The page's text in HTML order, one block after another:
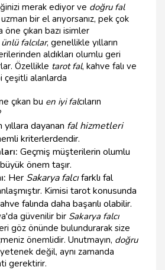
merak ediyor ve doğru fal
bir el arıyorsanız, pek çok
öne çıkan bazı isimler
ünlü falcılar, genellikle yılların
aldıkları olumlu geri
Özellikle tarot fal, kahve falı ve
çeşitli alanlarda
çıkan bu en iyi falcıların
yıllara dayanan fal hizmetleri
kriterlerdendir.
Geçmiş müşterilerin olumlu
önem taşır.
Her Sakarya falcıfarklı fal
Kimisi tarot konusunda
falında daha başarılı olabilir.
güvenilir bir Sakarya falcı
göz önünde bulundurarak size
önemlidir. Unutmayın, doğru
değil, aynı zamanda
gerektirir.